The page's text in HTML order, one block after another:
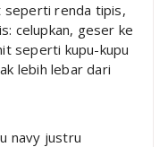
seperti renda tipis,
celupkan, geser ke
seperti kupu-kupu
lebih lebar dari
navy justru